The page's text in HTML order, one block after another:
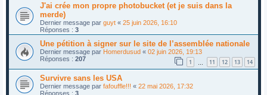
J'ai crée mon propre photobucket (et je suis dans la
merde)
Dernier message par guyt « 25 juin 2026, 16:10
Réponses : 3
Une pétition à signer sur le site de l’assemblée nationale
Dernier message par Homerdusud « 02 juin 2026, 19:13
Réponses : 207 1 11 12 13 14
Survivre sans les USA
Dernier message par fafouffle!!! « 22 mai 2026, 17:32
Réponses : 3